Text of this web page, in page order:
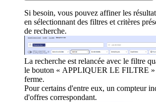
Si besoin, vous pouvez affiner les
en sélectionnant des filtres et critères
de recherche.
La recherche est relancée avec le filtre
le bouton « APPLIQUER LE FILTRE »
ferme.
Pour certains d'entre eux, un compteur
d'offres correspondant.